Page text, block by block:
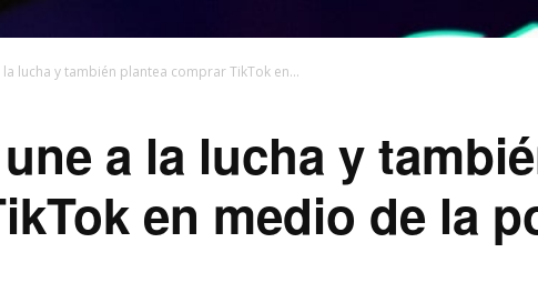
lucha y también plantea comprar TikTok en...
a la lucha y
en medio de la